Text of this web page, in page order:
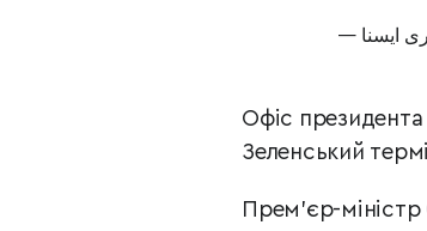
Офіс
Зеленський
Прем’єр-